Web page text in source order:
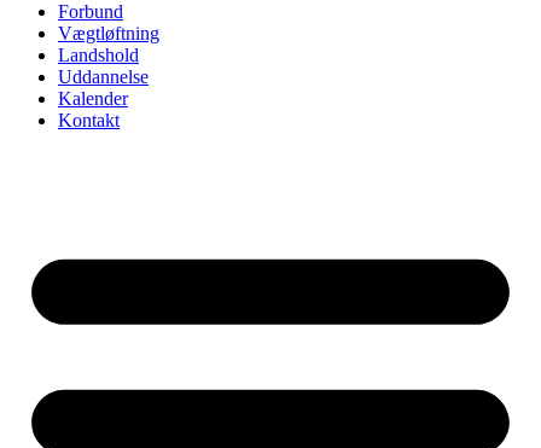
Forbund
Vægtløftning
Landshold
Uddannelse
Kalender
Kontakt